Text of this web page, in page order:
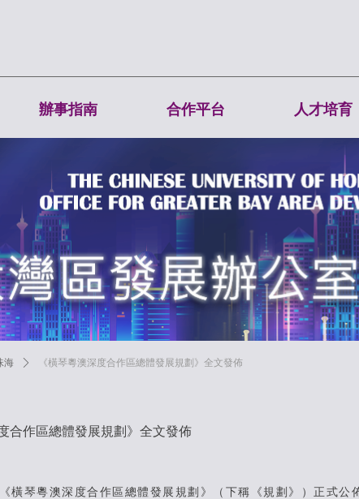
辦事指南 合作平台 人才培育
合作區總體發展規劃》全文發佈
海 ꄲ 《橫琴粵澳深度合作區總體發展規劃》全文發佈
琴粵澳深度合作區總體發展規劃》（下稱《規劃》）正式公